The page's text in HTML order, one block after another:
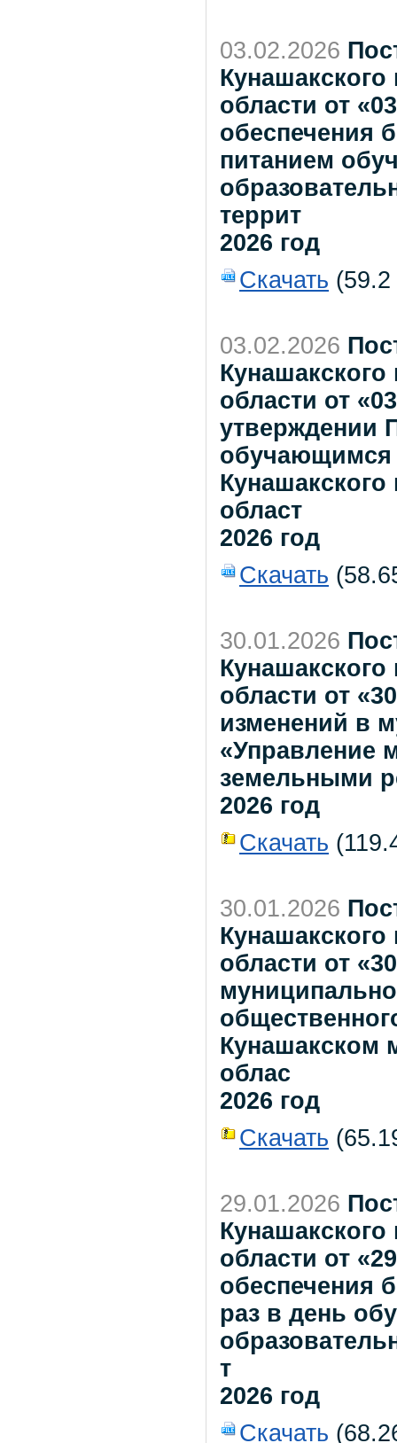
03.02.2026
области от
обеспечения
питанием
террит
2026 год
Скачать
03.02.2026
области от
утверждении
обучающимся
област
2026 год
Скачать
30.01.2026
области от
изменений в
«Управление
земельными
2026 год
Скачать
30.01.2026
области от
Кунашакском
облас
2026 год
Скачать
29.01.2026
области от
обеспечения
раз в день
т
2026 год
Скачать